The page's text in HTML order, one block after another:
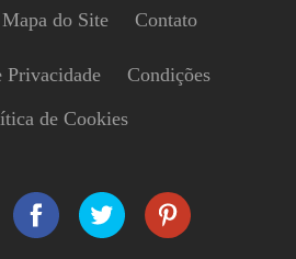
Mapa do Site Contato
Privacidade
Condições
de Cookies